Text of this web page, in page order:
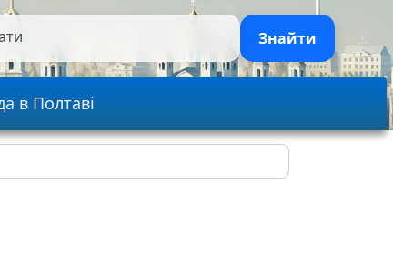
Знайти
в Полтаві